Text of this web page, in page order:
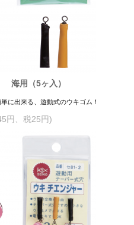
用（5ヶ入）
に出来る、遊動式のウキゴム！
円、税25円)